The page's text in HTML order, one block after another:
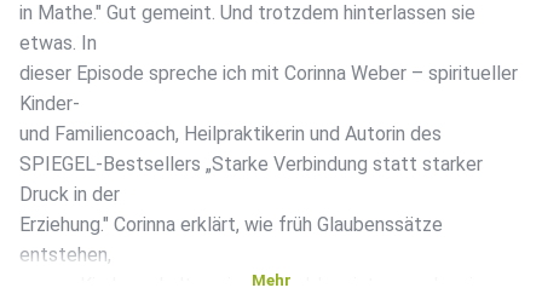
in Mathe." Gut gemeint. Und trotzdem hinterlassen sie
etwas. In
dieser Episode spreche ich mit Corinna Weber – spiritueller
Kinder-
und Familiencoach, Heilpraktikerin und Autorin des
SPIEGEL-Bestsellers „Starke Verbindung statt starker
Druck in der
Erziehung." Corinna erklärt, wie früh Glaubenssätze
entstehen,
warum Kinderverhalten nie ein Problem ist – sondern immer
Mehr